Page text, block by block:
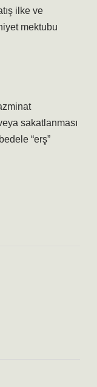
ilke ve
mektubu
sakatlanması
“erş”